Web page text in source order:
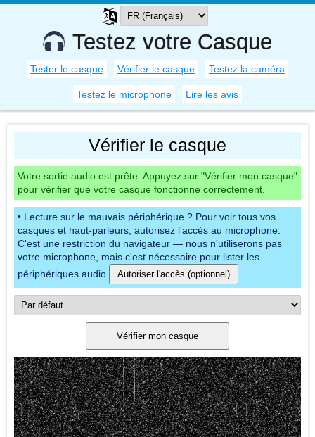
Testez votre Casque
Tester le casque Vérifier le casque Testez la caméra
Testez le microphone Lire les avis
Vérifier le casque
Votre sortie audio est prête. Appuyez sur "Vérifier mon casque"
pour vérifier que votre casque fonctionne correctement.
Lecture sur le mauvais périphérique ? Pour voir tous vos
casques et haut-parleurs, autorisez l'accès au microphone.
C'est une restriction du navigateur — nous n'utiliserons pas
votre microphone, mais c'est nécessaire pour lister les
périphériques audio.
Autoriser l'accès (optionnel)
Vérifier mon casque